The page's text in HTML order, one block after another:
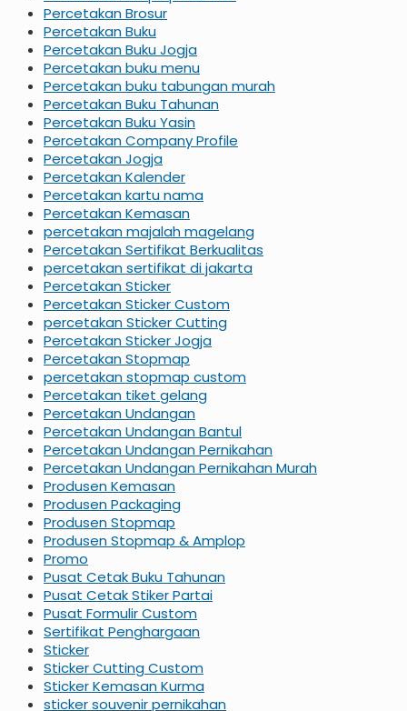
Percetakan Brosur
Percetakan Buku
Percetakan Buku Jogja
Percetakan buku menu
Percetakan buku tabungan murah
Percetakan Buku Tahunan
Percetakan Buku Yasin
Percetakan Company Profile
Percetakan Jogja
Percetakan Kalender
Percetakan kartu nama
Percetakan Kemasan
percetakan majalah magelang
Percetakan Sertifikat Berkualitas
percetakan sertifikat di jakarta
Percetakan Sticker
Percetakan Sticker Custom
percetakan Sticker Cutting
Percetakan Sticker Jogja
Percetakan Stopmap
percetakan stopmap custom
Percetakan tiket gelang
Percetakan Undangan
Percetakan Undangan Bantul
Percetakan Undangan Pernikahan
Percetakan Undangan Pernikahan Murah
Produsen Kemasan
Produsen Packaging
Produsen Stopmap
Produsen Stopmap & Amplop
Promo
Pusat Cetak Buku Tahunan
Pusat Cetak Stiker Partai
Pusat Formulir Custom
Sertifikat Penghargaan
Sticker
Sticker Cutting Custom
Sticker Kemasan Kurma
sticker souvenir pernikahan